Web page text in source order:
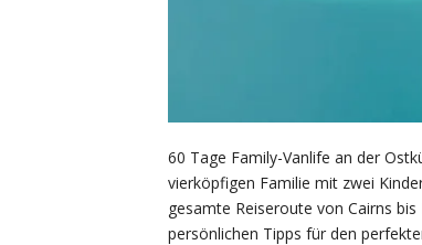
60 Tage Family-Vanlife an der
vierköpfigen Familie mit zwei
gesamte Reiseroute von Cairns
persönlichen Tipps für den